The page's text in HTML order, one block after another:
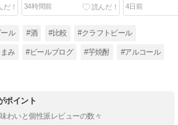
34時間前 4日前
ル #酒 #比較 #クラフトビール
み #ビールブログ #芋焼酎 #アルコール
ポイント
わいと個性派レビューの数々